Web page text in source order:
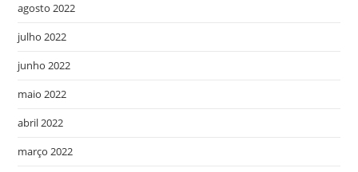
agosto 2022
julho 2022
junho 2022
maio 2022
abril 2022
março 2022